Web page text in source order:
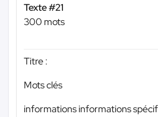
Texte #21
300 mots
Titre :
Mots clés
informations informations